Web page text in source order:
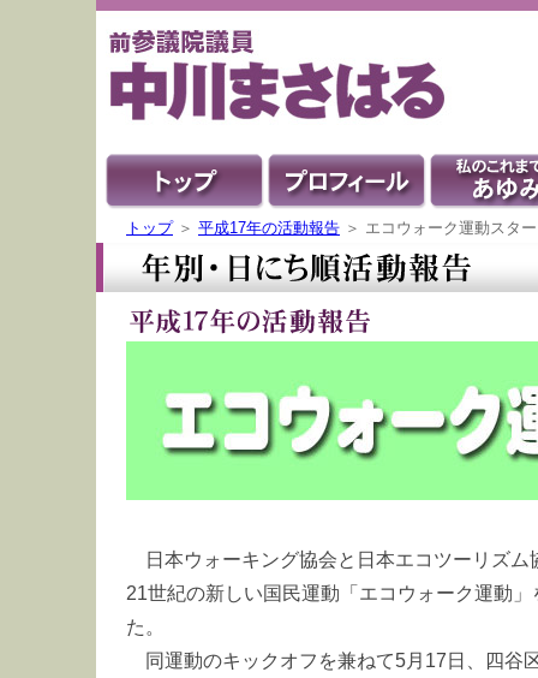
トップ＞ 平成17年の活動報告 ＞ エコウォーク運動スタ
日本ウォーキング協会と日本エコツーリズ
21世紀の新しい国民運動「エコウォーク運動
た。
同運動のキックオフを兼ねて5月17日、四谷